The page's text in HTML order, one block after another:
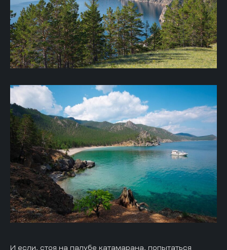
И если, стоя на палубе катамарана, попытаться